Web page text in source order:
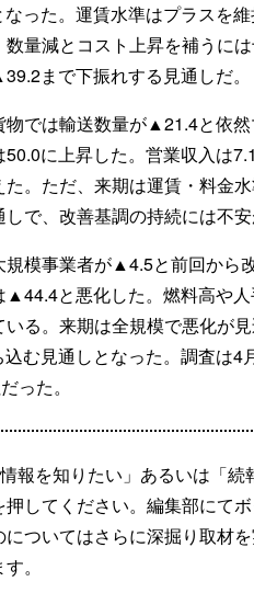
った。運賃水準はプラスを
量減とコスト上昇を補うに
まで下振れする見通しだ。
物では輸送数量が▲21.4と依
50.0に上昇した。営業収入は
た。ただ、来期は運賃・料金
で、改善基調の持続には不安
規模事業者が▲4.5と前回から
▲44.4と悪化した。燃料高や
いる。来期は全規模で悪化が
む見通しとなった。調査は4
った。
報を知りたい」あるいは「
してください。編集部にて
ついてはさらに深掘り取材
。